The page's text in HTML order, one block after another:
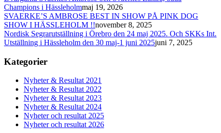
Champions i Hässleholmmaj 19, 2026
SVAERKE’S AMBROSE BEST IN SHOW PÅ PINK DOG
SHOW I HÄSSLEHOLM !!november 8, 2025
Nordisk Segrarutställning i Örebro den 24 maj 2025. Och SKKs Int.
Utställning i Hässleholm den 30 maj-1 juni 2025juni 7, 2025
Kategorier
Nyheter & Resultat 2021
Nyheter & Resultat 2022
Nyheter & Resultat 2023
Nyheter & Resultat 2024
Nyheter och resultat 2025
Nyheter och resultat 2026